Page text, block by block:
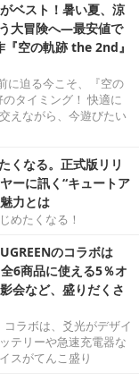
ベスト！暑い夏、涼
大冒険へ―最安値で
空の軌跡 the 2nd』
に迫る今こそ、『空の
タイミング！ 快適に
えながら、今遊びたい
くなる。正式版リリ
ーに訊く“キュートア
力とは
めたくなる！
のコラボは
6商品に使える5％オ
会など、盛りだくさ
コラボは、爻光がデザイ
テリーや急速充電器な
スがてんこ盛り